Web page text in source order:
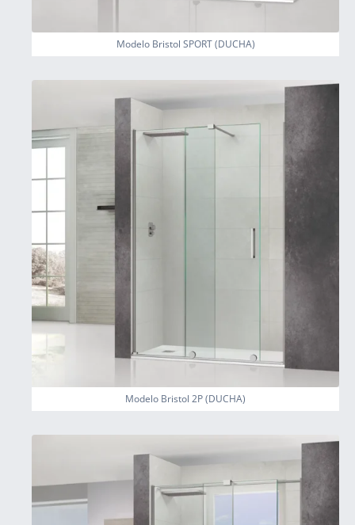
Modelo Bristol SPORT (DUCHA)
Modelo Bristol 2P (DUCHA)